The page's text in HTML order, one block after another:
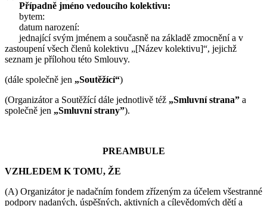
Případně jméno vedoucího kolektivu:
bytem:
datum narození:
jednající svým jménem a současně na základě zmocnění a v
zastoupení všech členů kolektivu „[Název kolektivu]“, jejichž
seznam je přílohou této Smlouvy.
(dále společně jen „Soutěžící“)
(Organizátor a Soutěžící dále jednotlivě též „Smluvní strana” a
společně jen „Smluvní strany”).
PREAMBULE
VZHLEDEM K TOMU, ŽE
(A) Organizátor je nadačním fondem zřízeným za účelem všestranné
podpory nadaných, úspěšných, aktivních a cílevědomých dětí a